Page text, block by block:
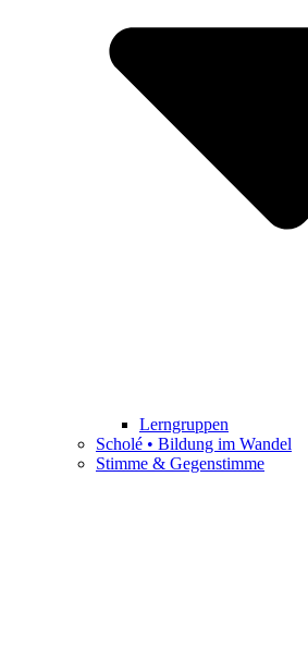
Lerngruppen
Scholé • Bildung im Wandel
Stimme & Gegenstimme